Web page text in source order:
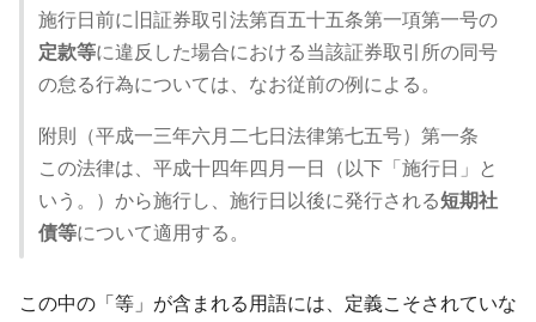
施行日前に旧証券取引法第百五十五条第一項第一号の
定款等に違反した場合における当該証券取引所の同号
の怠る行為については、なお従前の例による。
附則（平成一三年六月二七日法律第七五号）第一条
この法律は、平成十四年四月一日（以下「施行日」と
いう。）から施行し、施行日以後に発行される短期社
債等について適用する。
この中の「等」が含まれる用語には、定義こそされていな